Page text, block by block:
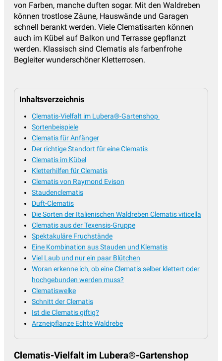
von Farben, manche duften sogar. Mit den Waldreben
können trostlose Zäune, Hauswände und Garagen
schnell berankt werden. Viele Clematisarten können
auch im Kübel auf Balkon und Terrasse gepflanzt
werden. Klassisch sind Clematis als farbenfrohe
Begleiter wunderschöner Kletterrosen.
Inhaltsverzeichnis
Clematis-Vielfalt im Lubera®-Gartenshop
Sortenbeispiele
Clematis für Anfänger
Der richtige Standort für eine Clematis
Clematis im Kübel
Kletterhilfen für Clematis
Clematis von Raymond Evison
Staudenclematis
Duft-Clematis
Die Sorten der Italienischen Waldreben Clematis viticella
Clematis aus der Texensis-Gruppe
Spektakuläre Fruchstände
Eine Kombination aus Stauden und Klematis
Viel Laub und nur ein paar Blütchen
Woran erkenne ich, ob eine Clematis selber klettert oder
hochgebunden werden muss?
Clematiswelke
Schnitt der Clematis
Ist die Clematis giftig?
Arzneipflanze Echte Waldrebe
Clematis-Vielfalt im Lubera®-Gartenshop